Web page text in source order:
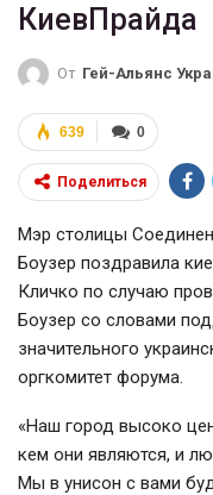
КиевПрайда
От Гей-Альянс
0
639
Поделиться
Мэр столицы
Боузер поздравила
Кличко по случаю
Боузер со словами
значительного
оргкомитет форума.
«Наш город высоко
кем они являются, и
Мы в унисон с вами